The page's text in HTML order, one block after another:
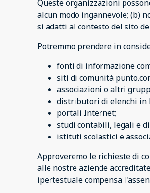
Queste organizzazioni
alcun modo ingannevole; (b)
si adatti al contesto del sito
Potremmo prendere in
fonti di informazione
siti di comunità
associazioni o altri
distributori di elenchi in
portali Internet;
studi contabili, legali e di
istituti scolastici e
Approveremo le richieste di
alle nostre aziende
ipertestuale compensa